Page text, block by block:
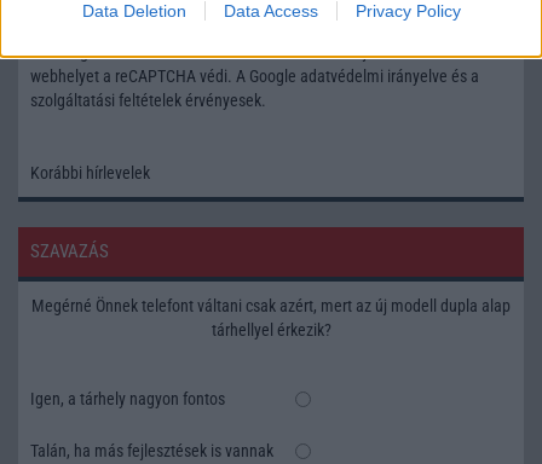
Data Deletion Data Access Privacy Policy
Elfogadom azAdatvédelmi és Adatkezelési TájékoztatótEzt a
webhelyet a reCAPTCHA védi. A Google adatvédelmi irányelve és a
szolgáltatási feltételek érvényesek.
Korábbi hírlevelek
SZAVAZÁS
Megérné Önnek telefont váltani csak azért, mert az új modell dupla alap
tárhellyel érkezik?
Igen, a tárhely nagyon fontos
Talán, ha más fejlesztések is vannak